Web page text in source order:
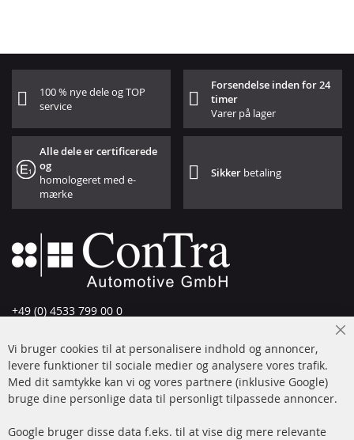
100 % nye dele og TOP
service
Forsendelse inden for 24
timer
Varer på lager
Alle dele er certificerede
og
homologeret med e-
mærke
Sikker betaling
+49 (0) 4533 799 00 0
info@contra-automotive.de
www.contra-automotive.de
Facebook
Instagram
Hurtige links Kundeservice
Vi bruger cookies til at personalisere indhold og annoncer,
levere funktioner til sociale medier og analysere vores trafik.
Med dit samtykke kan vi og vores partnere (inklusive Google)
bruge dine personlige data til personligt tilpassede annoncer.
Google bruger disse data f.eks. til at vise dig mere relevante